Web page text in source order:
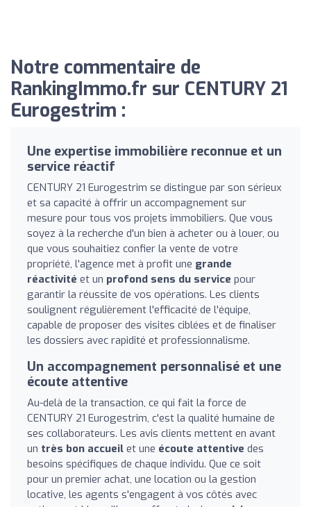
Notre commentaire de
RankingImmo.fr sur CENTURY 21
Eurogestrim :
Une expertise immobilière reconnue et un
service réactif
CENTURY 21 Eurogestrim se distingue par son sérieux
et sa capacité à offrir un accompagnement sur
mesure pour tous vos projets immobiliers. Que vous
soyez à la recherche d'un bien à acheter ou à louer, ou
que vous souhaitiez confier la vente de votre
propriété, l'agence met à profit une grande
réactivité et un profond sens du service pour
garantir la réussite de vos opérations. Les clients
soulignent régulièrement l'efficacité de l'équipe,
capable de proposer des visites ciblées et de finaliser
les dossiers avec rapidité et professionnalisme.
Un accompagnement personnalisé et une
écoute attentive
Au-delà de la transaction, ce qui fait la force de
CENTURY 21 Eurogestrim, c'est la qualité humaine de
ses collaborateurs. Les avis clients mettent en avant
un très bon accueil et une écoute attentive des
besoins spécifiques de chaque individu. Que ce soit
pour un premier achat, une location ou la gestion
locative, les agents s'engagent à vos côtés avec